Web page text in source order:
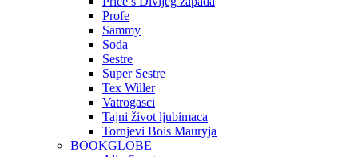
Profe
Sammy
Soda
Sestre
Super Sestre
Tex Willer
Vatrogasci
Tajni život ljubimaca
Tornjevi Bois Mauryja
BOOKGLOBE